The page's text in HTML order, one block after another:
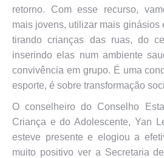
retorno. Com esse recurso,
mais jovens, utilizar mais ginásios
tirando crianças das ruas, do
inserindo elas num ambiente
convivência em grupo. É uma
esporte, é sobre transformação
O conselheiro do Conselho
Criança e do Adolescente, Yan
esteve presente e elogiou a
muito positivo ver a Secretaria